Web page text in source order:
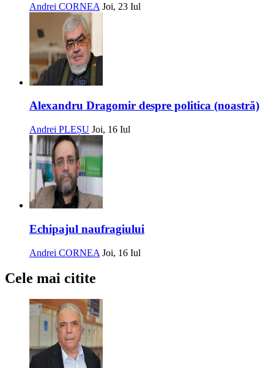
Andrei CORNEA Joi, 23 Iul
Alexandru Dragomir despre politica (noastră)
Andrei PLEȘU Joi, 16 Iul
Echipajul naufragiului
Andrei CORNEA Joi, 16 Iul
Cele mai citite